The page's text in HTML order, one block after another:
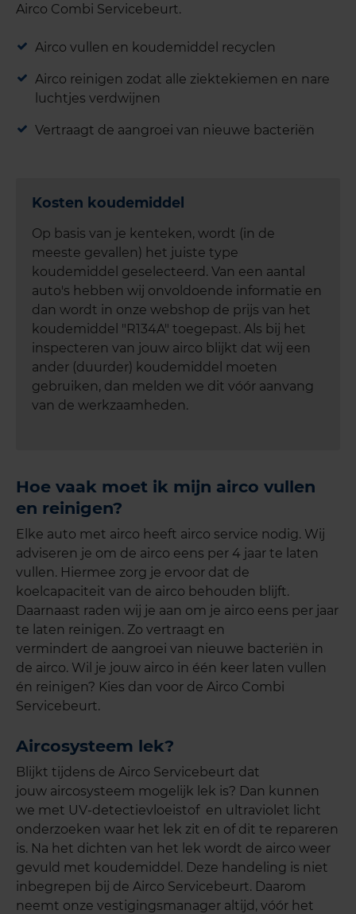
Airco Combi Servicebeurt.
Airco vullen en koudemiddel recyclen
Airco reinigen zodat alle ziektekiemen en nare
luchtjes verdwijnen
Vertraagt de aangroei van nieuwe bacteriën
Kosten koudemiddel
Op basis van je kenteken, wordt (in de
meeste gevallen) het juiste type
koudemiddel geselecteerd. Van een aantal
auto's hebben wij onvoldoende informatie en
dan wordt in onze webshop de prijs van het
koudemiddel "R134A" toegepast. Als bij het
inspecteren van jouw airco blijkt dat wij een
ander (duurder) koudemiddel moeten
gebruiken, dan melden we dit vóór aanvang
van de werkzaamheden.
Hoe vaak moet ik mijn airco vullen
en reinigen?
Elke auto met airco heeft airco service nodig. Wij
adviseren je om de airco eens per 4 jaar te laten
vullen. Hiermee zorg je ervoor dat de
koelcapaciteit van de airco behouden blijft.
Daarnaast raden wij je aan om je airco eens per jaar
te laten reinigen. Zo vertraagt en
vermindert de aangroei van nieuwe bacteriën in
de airco. Wil je jouw airco in één keer laten vullen
én reinigen? Kies dan voor de Airco Combi
Servicebeurt.
Aircosysteem lek?
Blijkt tijdens de Airco Servicebeurt dat
jouw aircosysteem mogelijk lek is? Dan kunnen
we met UV-detectievloeistof en ultraviolet licht
onderzoeken waar het lek zit en of dit te repareren
is. Na het dichten van het lek wordt de airco weer
gevuld met koudemiddel. Deze handeling is niet
inbegrepen bij de Airco Servicebeurt. Daarom
neemt onze vestigingsmanager altijd, vóór het